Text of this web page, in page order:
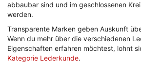
abbaubar sind und im geschlossenen
werden.
Transparente Marken geben Auskunft
Wenn du mehr über die verschiedenen
Eigenschaften erfahren möchtest, lohnt
Kategorie Lederkunde.